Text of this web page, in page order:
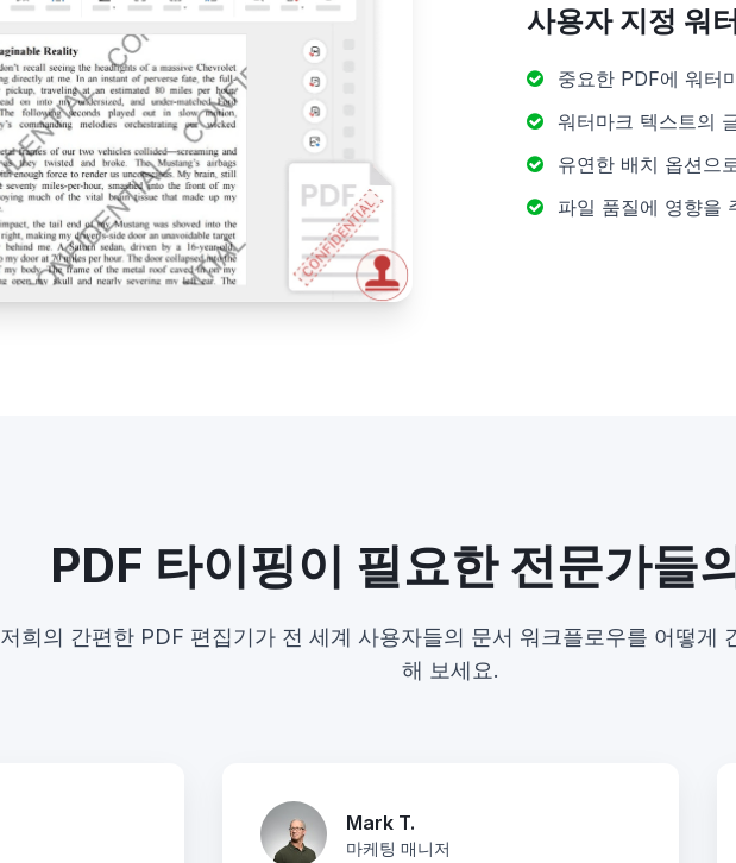
사용자 지정 워
중요한 PDF에 워터
워터마크 텍스트의
유연한 배치 옵션으
파일 품질에 영향을
PDF 타이핑이 필요한 전문가들
저희의 간편한 PDF 편집기가 전 세계 사용자들의 문서 워크플로우를 어떻게
해 보세요.
Mark T.
마케팅 매니저